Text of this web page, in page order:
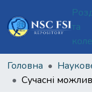
та
Головна